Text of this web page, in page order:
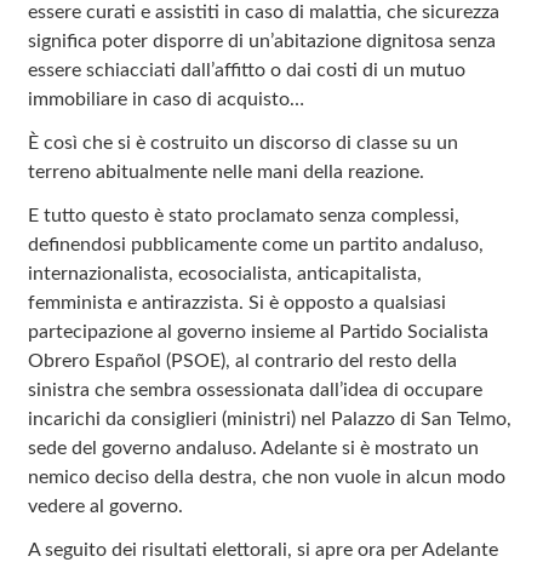
essere curati e assistiti in caso di malattia, che sicurezza
significa poter disporre di un’abitazione dignitosa senza
essere schiacciati dall’affitto o dai costi di un mutuo
immobiliare in caso di acquisto…
È così che si è costruito un discorso di classe su un
terreno abitualmente nelle mani della reazione.
E tutto questo è stato proclamato senza complessi,
definendosi pubblicamente come un partito andaluso,
internazionalista, ecosocialista, anticapitalista,
femminista e antirazzista. Si è opposto a qualsiasi
partecipazione al governo insieme al Partido Socialista
Obrero Español (PSOE), al contrario del resto della
sinistra che sembra ossessionata dall’idea di occupare
incarichi da consiglieri (ministri) nel Palazzo di San Telmo,
sede del governo andaluso. Adelante si è mostrato un
nemico deciso della destra, che non vuole in alcun modo
vedere al governo.
A seguito dei risultati elettorali, si apre ora per Adelante